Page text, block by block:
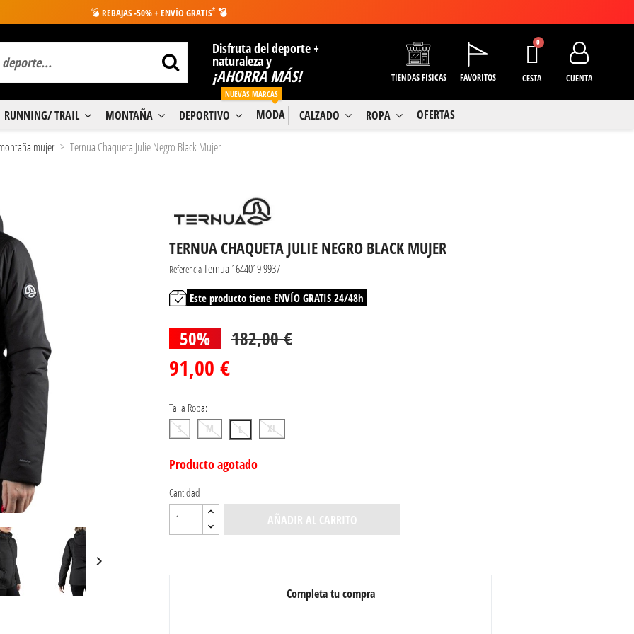
💣 REBAJAS -50% + ENVÍO GRATIS* 💣
Disfruta del deporte +
naturaleza y
¡AHORRA MÁS! TIENDAS FISICAS FAVORITOS CESTA CUENTA
RUNNING/ TRAIL MONTAÑA DEPORTIVO MODA
NUEVAS MARCAS
CALZADO ROPA OFERTAS
mujer Ternua Chaqueta Julie Negro Black Mujer

TERNUA CHAQUETA JULIE NEGRO BLACK MUJER
ReferenciaTernua 1644019 9937
Este producto tiene ENVÍO GRATIS 24/48h
50% 182,00 €
91,00 €
Talla Ropa:
S M L XL
Producto agotado
Cantidad
AÑADIR AL CARRITO
Completa tu compra